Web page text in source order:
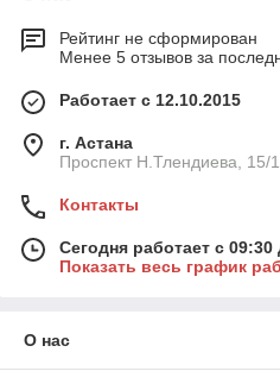
Рейтинг не сформирован
Менее 5 отзывов за
Работает с 12.10.2015
г. Астана
Проспект Н.Тлендиева, 15/
Контакты
Сегодня работает с 09:30
Показать весь график
О нас